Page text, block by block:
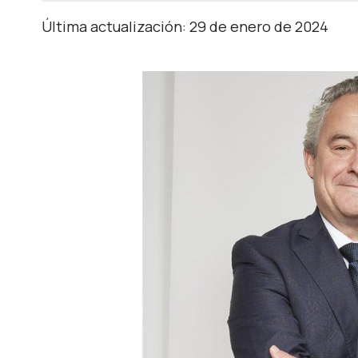
Última actualización: 29 de enero de 2024